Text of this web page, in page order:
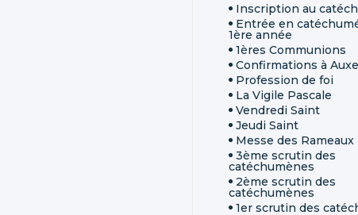
Inscription au
Entrée en
1ère année
1ères Communions
Confirmations à
Profession de foi
La Vigile Pascale
Vendredi Saint
Jeudi Saint
Messe des Rameaux
3ème scrutin des
catéchumènes
2ème scrutin des
catéchumènes
1er scrutin des